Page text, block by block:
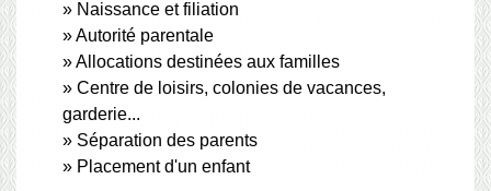
Naissance et filiation
Autorité parentale
Allocations destinées aux familles
Centre de loisirs, colonies de vacances,
garderie...
Séparation des parents
Placement d'un enfant